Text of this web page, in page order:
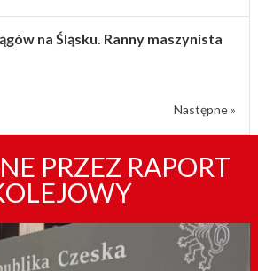
na Śląsku. Ranny maszynista
Następne »
PRZEZ RAPORT